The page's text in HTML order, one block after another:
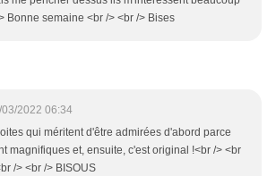
Bonne semaine <br /> <br /> Bises
2022 06:34
qui méritent d'être admirées d'abord parce
magnifiques et, ensuite, c'est original !<br /> <br
/> <br /> BISOUS